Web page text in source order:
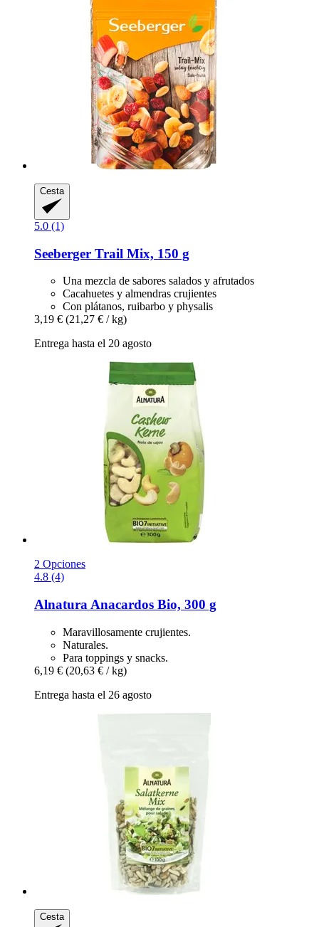
Cesta
5.0 (1)
Seeberger Trail Mix, 150 g
Una mezcla de sabores salados y afrutados
Cacahuetes y almendras crujientes
Con plátanos, ruibarbo y physalis
3,19 € (21,27 € / kg)
Entrega hasta el 20 agosto
2 Opciones
4.8 (4)
Alnatura Anacardos Bio, 300 g
Maravillosamente crujientes.
Naturales.
Para toppings y snacks.
6,19 € (20,63 € / kg)
Entrega hasta el 26 agosto
Cesta